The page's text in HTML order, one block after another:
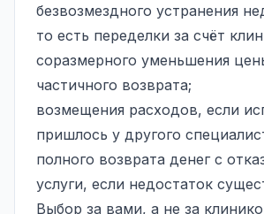
безвозмездного устранения
то есть переделки за счёт
соразмерного уменьшения
частичного возврата;
возмещения расходов, если
пришлось у другого
полного возврата денег с
услуги, если недостаток
Выбор за вами, а не за